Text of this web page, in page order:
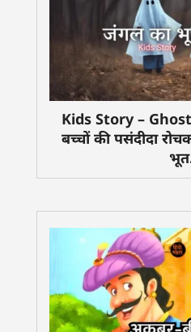
Kids Story –
बच्चों की पसंदीदा